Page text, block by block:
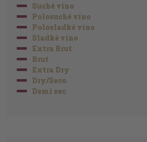
Suché víno
Polosuché víno
Polosladké víno
Sladké víno
Extra Brut
Brut
Extra Dry
Dry/Seco
Demi sec